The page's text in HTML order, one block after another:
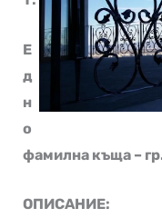
Е
д
н
о
фамилна къща –
ОПИСАНИЕ: